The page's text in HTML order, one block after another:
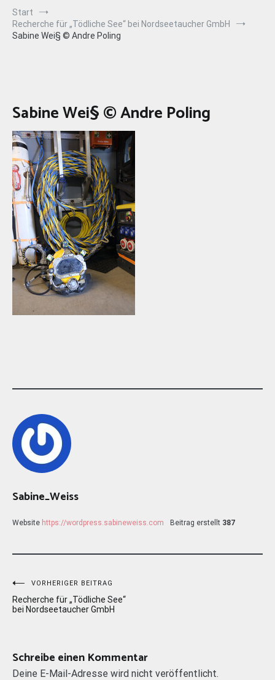
Start
Recherche für „Tödliche See“ bei Nordseetaucher GmbH
Sabine Wei§ © Andre Poling
Sabine Wei§ © Andre Poling
Sabine_Weiss
Website https://wordpress.sabineweiss.com Beitrag erstellt 387
Beitragsnavigation
VORHERIGER BEITRAG
Recherche für „Tödliche See“
bei Nordseetaucher GmbH
Schreibe einen Kommentar
Deine E-Mail-Adresse wird nicht veröffentlicht.